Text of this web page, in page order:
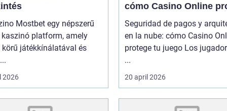
Mostbet egy népszerű
platform, amely
körű játékkínálatával és
2026
cómo Casino Online
tu juego
Seguridad de pagos y
en la nube: cómo Casino
protege tu juego Los
...
20 april 2026